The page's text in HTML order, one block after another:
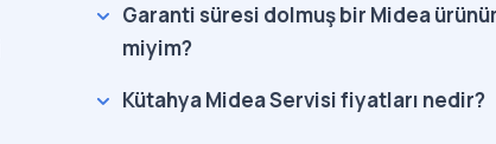
Garanti süresi dolmuş bir Midea
miyim?
Kütahya Midea Servisi fiyatları nedir?